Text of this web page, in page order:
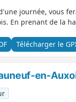
journée, vous
En prenant de la
Télécharger le
en-